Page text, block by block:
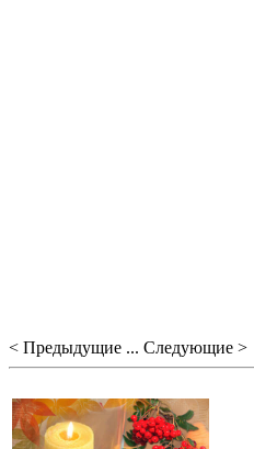
< Предыдущие ... Следующие >